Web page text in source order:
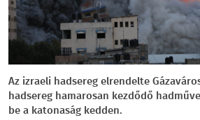
Az izraeli hadsereg elrendelte
hadsereg hamarosan kezdődő
be a katonaság kedden.